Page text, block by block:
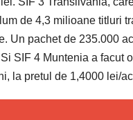
de 4,3 milioane titluri
Un pachet de 235.000
SIF 4 Muntenia a facut
la pretul de 1,4000 lei/